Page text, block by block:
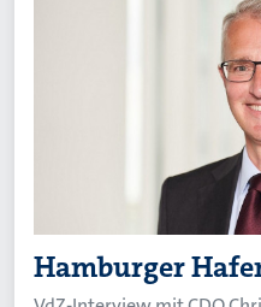
Hamburger